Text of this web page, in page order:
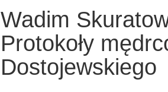
Wadim
Protokoły
Dostojewskiego